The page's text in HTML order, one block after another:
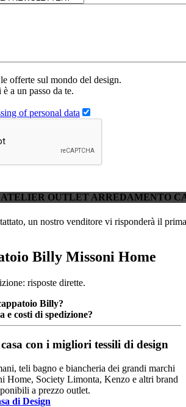
offerte sul mondo del design.
a un passo da te.
of personal data
OUTLET ARREDAMENTO
un nostro venditore vi risponderà il
Billy Missoni Home
risposte dirette.
Billy?
e costi di spedizione?
con i migliori tessili di design
teli bagno e biancheria dei grandi marchi
Home, Society Limonta, Kenzo e altri brand
a prezzo outlet.
di Design